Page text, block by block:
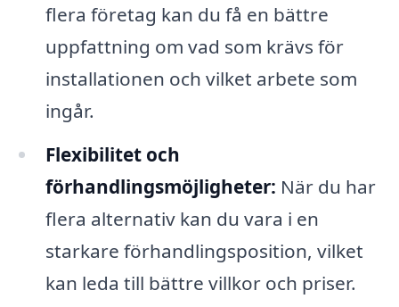
flera företag kan du få en bättre
uppfattning om vad som krävs för
installationen och vilket arbete som
ingår.
Flexibilitet och
förhandlingsmöjligheter: När du har
flera alternativ kan du vara i en
starkare förhandlingsposition, vilket
kan leda till bättre villkor och priser.